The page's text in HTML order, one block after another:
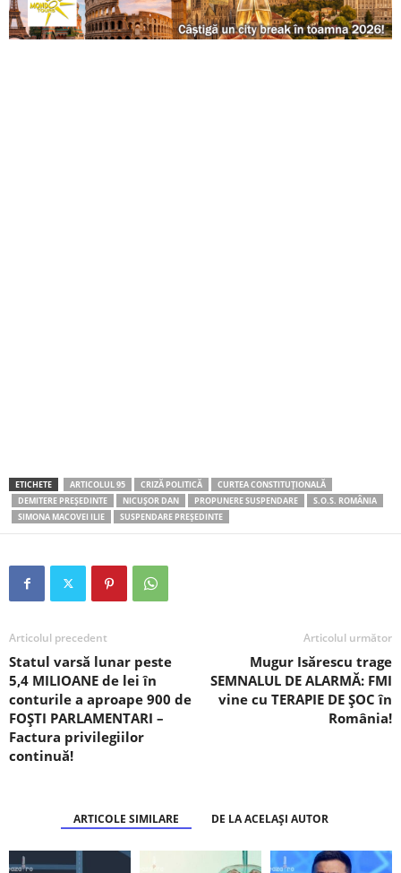
ETICHETE ARTICOLUL 95 CRIZĂ POLITICĂ
CURTEA CONSTITUȚIONALĂ
DEMITERE PREȘEDINTE
NICUȘOR DAN PROPUNERE SUSPENDARE
S.O.S. ROMÂNIA
SIMONA MACOVEI ILIE
SUSPENDARE PREȘEDINTE
Articolul precedent
Statul varsă lunar peste
5,4 MILIOANE de lei în
conturile a aproape 900 de
FOȘTI PARLAMENTARI –
Factura privilegiilor
continuă!
Articolul următor
Mugur Isărescu trage
SEMNALUL DE ALARMĂ: FMI
vine cu TERAPIE DE ȘOC în
România!
ARTICOLE SIMILARE DE LA ACELAȘI AUTOR